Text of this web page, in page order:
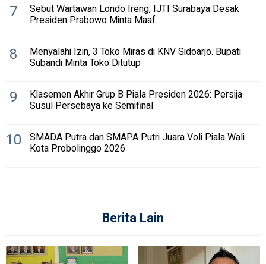
7 Sebut Wartawan Londo Ireng, IJTI Surabaya Desak
Presiden Prabowo Minta Maaf
8 Menyalahi Izin, 3 Toko Miras di KNV Sidoarjo. Bupati
Subandi Minta Toko Ditutup
9 Klasemen Akhir Grup B Piala Presiden 2026: Persija
Susul Persebaya ke Semifinal
10 SMADA Putra dan SMAPA Putri Juara Voli Piala Wali
Kota Probolinggo 2026
Berita Lain